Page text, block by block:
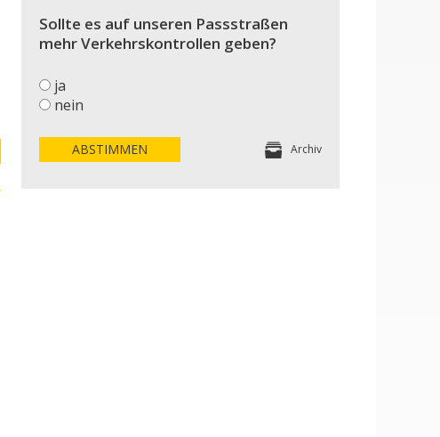
Sollte es auf unseren Passstraßen
mehr Verkehrskontrollen geben?
ja
nein
ABSTIMMEN Archiv